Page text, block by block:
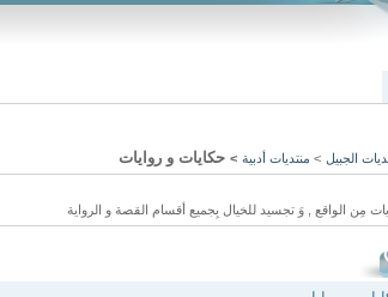
> منتديات أدبية > حكايات و روايات
مِن الواقع , وَ تجسيد للخيال بِجميع أقسام القصة و الرواية